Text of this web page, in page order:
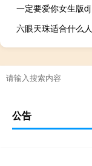
六眼天珠适合什么
公告